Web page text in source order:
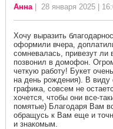
Анна| 28 января 2025 |
Хочу выразить
оформили вчера,
сомневалась, привезут ли
позвонил в домофон.
четкую работу! Букет
на день рождения). В виду
графика, совсем не
хочется, чтобы они все-
помятые) Благодаря Вам
обращусь к Вам еще и
и знакомым.